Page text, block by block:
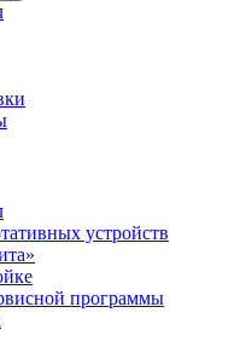
устройств
программы